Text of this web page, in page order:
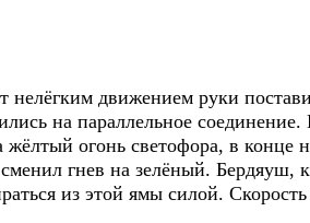
движением руки
на параллельное
жёлтый огонь светофора, в
гнев на зелёный. Бердяуш,
из этой ямы силой.